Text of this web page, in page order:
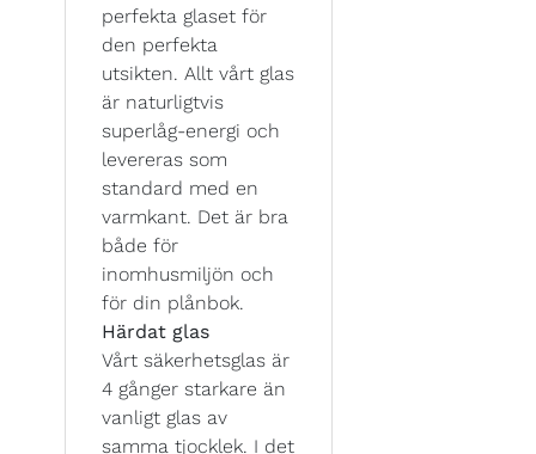
perfekta glaset för
den perfekta
utsikten. Allt vårt glas
är naturligtvis
superlåg-energi och
levereras som
standard med en
varmkant. Det är bra
både för
inomhusmiljön och
för din plånbok.
Härdat glas
Vårt säkerhetsglas är
4 gånger starkare än
vanligt glas av
samma tjocklek. I det